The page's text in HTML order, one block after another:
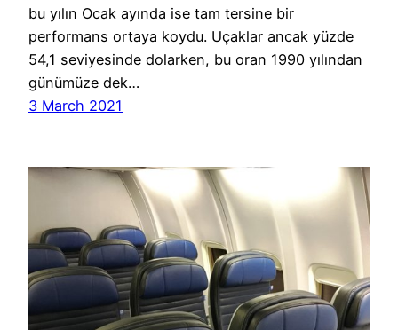
bu yılın Ocak ayında ise tam tersine bir
performans ortaya koydu. Uçaklar ancak yüzde
54,1 seviyesinde dolarken, bu oran 1990 yılından
günümüze dek…
3 March 2021